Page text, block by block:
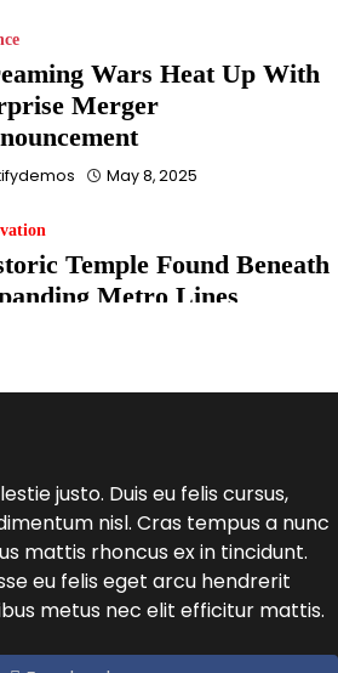
Wars Heat Up With
Merger
May 8, 2025
Temple Found Beneath
Metro Lines
Warn of Silent Vitamin
May 8, 2025
Law Could Ban Single-
Plastics Nationwide
May 8, 2025
justo. Duis eu felis cursus,
nisl. Cras tempus a nunc
mattis rhoncus ex in tincidunt.
eu felis eget arcu hendrerit
metus nec elit efficitur mattis.